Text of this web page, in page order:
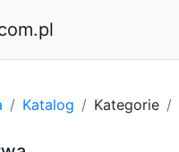
Katalog Kategorie